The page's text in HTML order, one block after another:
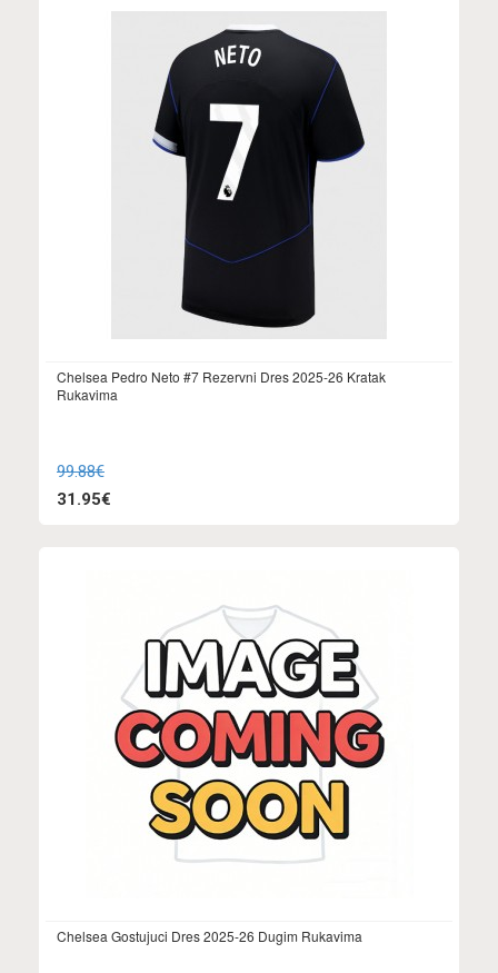
Chelsea Pedro Neto #7 Rezervni Dres 2025-26 Kratak
Rukavima
99.88€
31.95€
Chelsea Gostujuci Dres 2025-26 Dugim Rukavima